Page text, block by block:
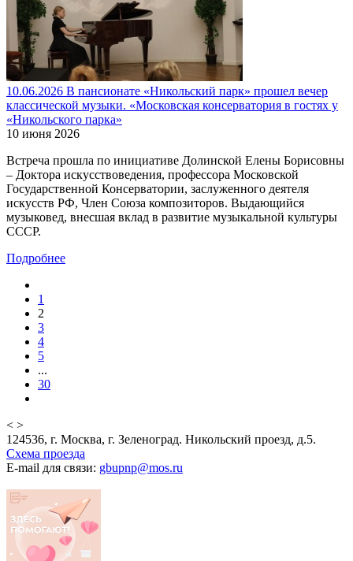
10.06.2026 В пансионате «Никольский парк» прошел вечер
классической музыки. «Московская консерватория в гостях у
«Никольского парка»
10 июня 2026
Встреча прошла по инициативе Долинской Елены Борисовны
– Доктора искусствоведения, профессора Московской
Государственной Консерватории, заслуженного деятеля
искусств РФ, Член Союза композиторов. Выдающийся
музыковед, внесшая вклад в развитие музыкальной культуры
СССР.
Подробнее
1
2
3
4
5
...
30
< >
124536, г. Москва, г. Зеленоград. Никольский проезд, д.5.
Схема проезда
E-mail для связи: gbupnp@mos.ru